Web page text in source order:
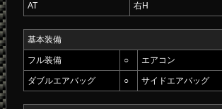
AT 右H
基本装備
フル装備 ○ エアコン
ダブルエアバッグ ○ サイドエアバッグ